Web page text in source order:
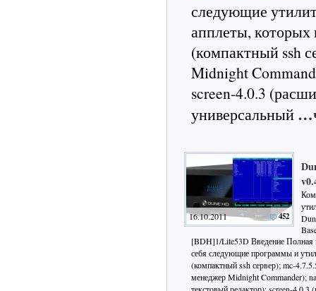
следующие
апплеты, которых
(компактный ssh
Midnight
screen-4.0.3
универсальный
16.10.2011 452
[BDH]1/Lite53D Введение Полная
себя следующие программы и
(компактный ssh сервер); mc-
менеджер Midnight Commander);